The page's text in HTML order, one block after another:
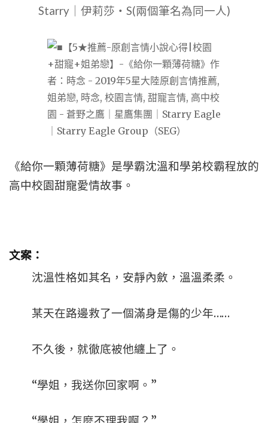
Starry｜伊莉莎・S(兩個筆名為同一人)
《給你一顆薄荷糖》是學霸沈溫和學弟校霸程放的
高中校園甜寵愛情故事。
文案：
沈溫性格如其名，安靜內斂，溫溫柔柔。
某天在路邊救了一個滿身是傷的少年……
不久後，就徹底被他纏上了。
“學姐，我送你回家啊。”